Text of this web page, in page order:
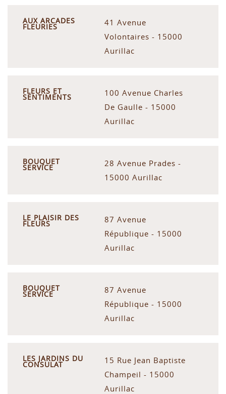
AUX ARCADES
FLEURIES
41 Avenue
Volontaires - 15000
Aurillac
FLEURS ET
SENTIMENTS
100 Avenue Charles
De Gaulle - 15000
Aurillac
BOUQUET
SERVICE
28 Avenue Prades -
15000 Aurillac
LE PLAISIR DES
FLEURS
87 Avenue
République - 15000
Aurillac
BOUQUET
SERVICE
87 Avenue
République - 15000
Aurillac
LES JARDINS DU
CONSULAT
15 Rue Jean Baptiste
Champeil - 15000
Aurillac